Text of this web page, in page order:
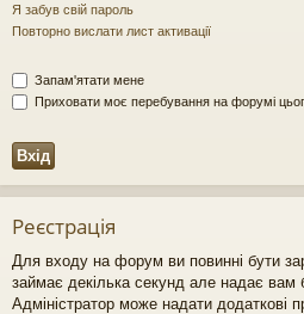
Я забув свій пароль
Повторно вислати лист активації
Запам'ятати мене
Приховати моє перебування на форумі
Реєстрація
Для входу на форум ви повинні бути
займає декілька секунд але надає вам
Адміністратор може надати додаткові